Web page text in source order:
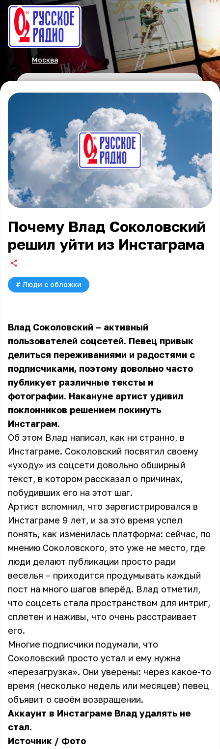
Москва
Почему Влад Соколовский
решил уйти из Инстаграма
# Люди с обложки
Влад Соколовский – активный
пользователей соцсетей. Певец привык
делиться переживаниями и радостями с
подписчиками, поэтому довольно часто
публикует различные тексты и
фотографии. Накануне артист удивил
поклонников решением покинуть
Инстаграм.
Об этом Влад написал, как ни странно, в
Инстаграме. Соколовский посвятил своему
«уходу» из соцсети довольно обширный
текст, в котором рассказал о причинах,
побудивших его на этот шаг.
Артист вспомнил, что зарегистрировался в
Инстаграме 9 лет, и за это время успел
понять, как изменилась платформа: сейчас, по
мнению Соколовского, это уже не место, где
люди делают публикации просто ради
веселья – приходится продумывать каждый
пост на много шагов вперёд. Влад отметил,
что соцсеть стала пространством для интриг,
сплетен и наживы, что очень расстраивает
его.
Многие подписчики подумали, что
Соколовский просто устал и ему нужна
«перезагрузка». Они уверены: через какое-то
время (несколько недель или месяцев) певец
объявит о своём возвращении.
Аккаунт в Инстаграме Влад удалять не
стал.
Источник / Фото